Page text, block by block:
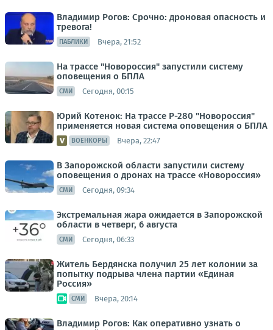
Владимир Рогов: Срочно: дроновая опасность и
тревога!
ПАБЛИКИ Вчера, 21:52
На трассе "Новороссия" запустили систему
оповещения о БПЛА
СМИ Сегодня, 00:15
Юрий Котенок: На трассе Р-280 "Новороссия"
применяется новая система оповещения о БПЛА
ВОЕНКОРЫ Вчера, 22:47
В Запорожской области запустили систему
оповещения о дронах на трассе «Новороссия»
СМИ Сегодня, 09:34
Экстремальная жара ожидается в Запорожской
области в четверг, 6 августа
СМИ Сегодня, 06:33
Житель Бердянска получил 25 лет колонии за
попытку подрыва члена партии «Единая
Россия»
СМИ Вчера, 20:14
Владимир Рогов: Как оперативно узнать о